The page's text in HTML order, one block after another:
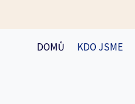
DOMŮ KDO JSME